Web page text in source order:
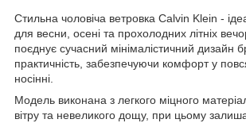
Стильна чоловіча ветровка Calvin Klein -
для весни, осені та прохолодних літніх
поєднує сучасний мінімалістичний дизайн
практичність, забезпечуючи комфорт у
носінні.
Модель виконана з легкого міцного
вітру та невеликого дощу, при цьому